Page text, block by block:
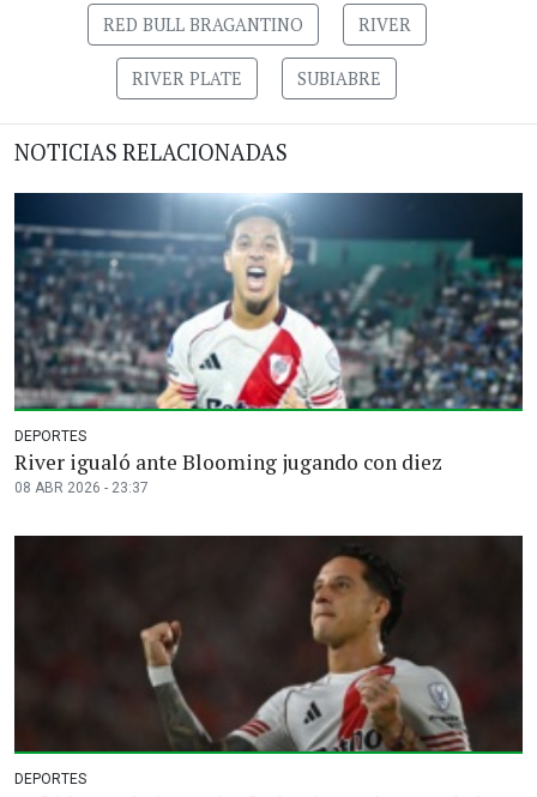
RED BULL BRAGANTINO RIVER
RIVER PLATE SUBIABRE
NOTICIAS RELACIONADAS
DEPORTES
River igualó ante Blooming jugando con diez
08 ABR 2026 - 23:37
DEPORTES